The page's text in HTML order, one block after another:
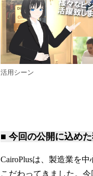
活用シーン
■ 今回の公開に込め
CairoPlusは、製造業を
こだわってきました。